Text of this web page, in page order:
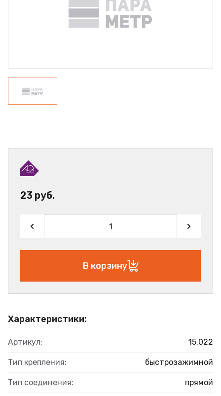
Характеристики:
Артикул: 15.022
Тип крепления: быстрозажимной
Тип соединения: прямой
23 руб.
В корзину